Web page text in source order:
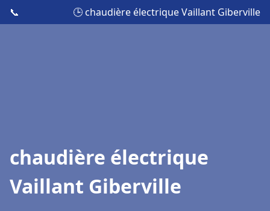
📞 🕒 chaudière électrique Vaillant Giberville
chaudière électrique
Vaillant Giberville